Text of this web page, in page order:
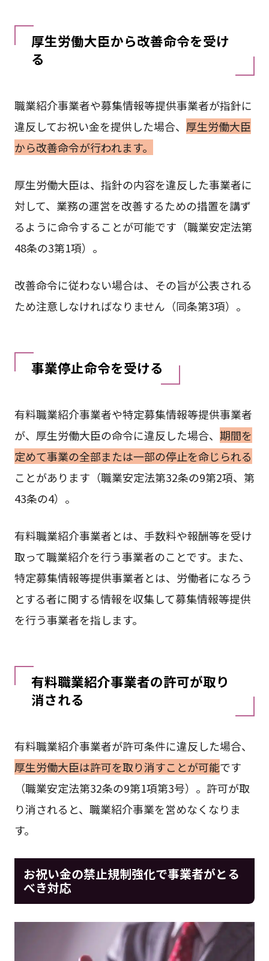
厚生労働大臣から改善命令を受け
る
職業紹介事業者や募集情報等提供事業者が指針に
違反してお祝い金を提供した場合、 厚生労働大臣
から改善命令が行われます。
厚生労働大臣は、指針の内容を違反した事業者に
対して、業務の運営を改善するための措置を講ず
るように命令することが可能です（職業安定法第
48条の3第1項）。
改善命令に従わない場合は、その旨が公表される
ため注意しなければなりません（同条第3項）。
事業停止命令を受ける
有料職業紹介事業者や特定募集情報等提供事業者
が、厚生労働大臣の命令に違反した場合、 期間を
定めて事業の全部または一部の停止を命じられる
ことがあります（職業安定法第32条の9第2項、第
43条の4）。
有料職業紹介事業者とは、手数料や報酬等を受け
取って職業紹介を行う事業者のことです。また、
特定募集情報等提供事業者とは、労働者になろう
とする者に関する情報を収集して募集情報等提供
を行う事業者を指します。
有料職業紹介事業者の許可が取り
消される
有料職業紹介事業者が許可条件に違反した場合、
厚生労働大臣は許可を取り消すことが可能です
（職業安定法第32条の9第1項第3号）。許可が取
り消されると、職業紹介事業を営めなくなりま
す。
お祝い金の禁止規制強化で事業者がとる
べき対応